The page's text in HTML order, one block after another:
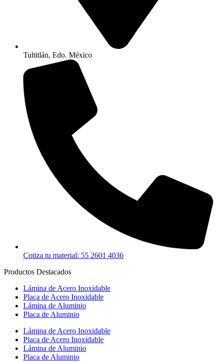
Tultitlán, Edo. México
Cotiza tu material: 55 2601 4036
Productos Destacados
Lámina de Acero Inoxidable
Placa de Acero Inoxidable
Lámina de Aluminio
Placa de Aluminio
Lámina de Acero Inoxidable
Placa de Acero Inoxidable
Lámina de Aluminio
Placa de Aluminio